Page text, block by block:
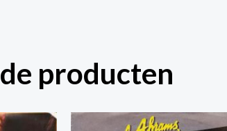
producten